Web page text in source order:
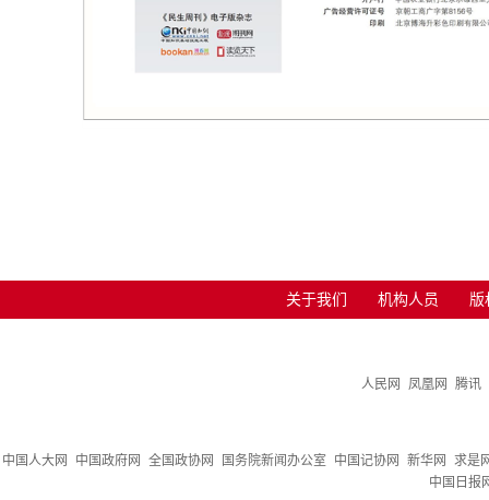
关于我们 机构人员 版
人民网 凤凰网 腾讯
中国人大网 中国政府网 全国政协网 国务院新闻办公室 中国记协网 新华网
求是
中国日报